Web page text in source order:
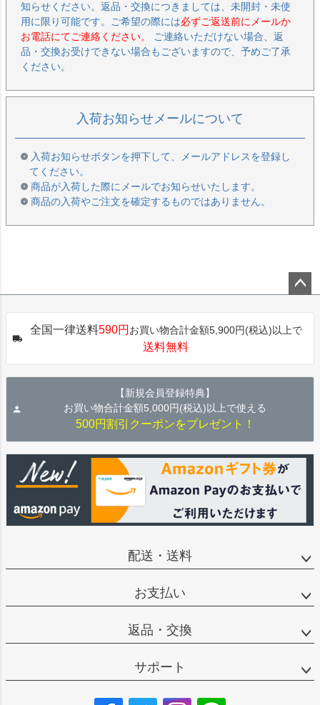
知らせください。返品・交換につきましては、未開封・未使
用に限り可能です。ご希望の際には必ずご返送前にメールか
お電話にてご連絡ください。
ご連絡いただけない場合、返
品・交換お受けできない場合もございますので、予めご了承
ください。
入荷お知らせメールについて
入荷お知らせボタンを押下して、メールアドレスを登録し
てください。
商品が入荷した際にメールでお知らせいたします。
商品の入荷やご注文を確定するものではありません。
ップ
全国一律送料590円 お買い物合計金額5,900円(税込)以上で
送料無料
【新規会員登録特典】
お買い物合計金額5,000円(税込)以上で使える
500円割引クーポンをプレゼント！
配送・送料
お支払い
返品・交換
サポート